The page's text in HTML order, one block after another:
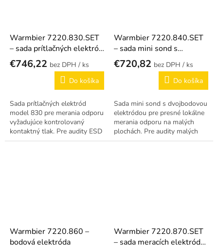
Warmbier 7220.830.SET
– sada prítlačných elektród
model 830
€746,22
/ ks
Do košíka
Sada prítlačných elektród
model 830 pre merania odporu
vyžadujúce kontrolovaný
kontaktný tlak. Pre audity ESD
pracovných dosiek a podláh.
Warmbier 7220.840.SET
– sada mini sond s
dvojbodovou elektródou
€720,82
/ ks
Do košíka
Sada mini sond s dvojbodovou
elektródou pre presné lokálne
merania odporu na malých
plochách. Pre audity malých
predmetov a súčiastok.
Warmbier 7220.860 –
bodová elektróda
Warmbier 7220.870.SET
– sada meracích elektród